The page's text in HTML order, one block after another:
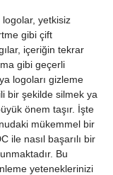
yetkisiz
gibi çift
içeriğin tekrar
gibi geçerli
logoları gizleme
bir şekilde silmek ya
önem taşır. İşte
mükemmel bir
ile nasıl başarılı bir
Bu
yeteneklerinizi